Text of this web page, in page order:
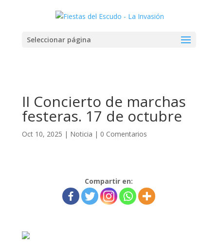
Seleccionar página
II Concierto de marchas
festeras. 17 de octubre
Oct 10, 2025 | Noticia | 0 Comentarios
Compartir en: